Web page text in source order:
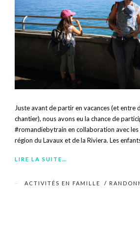
Juste avant de partir en vacances (et entre
chantier), nous avons eu la chance de
#romandiebytrain en collaboration avec les
région du Lavaux et de la Riviera. Les
LIRE LA SUITE…
ACTIVITÉS EN FAMILLE /